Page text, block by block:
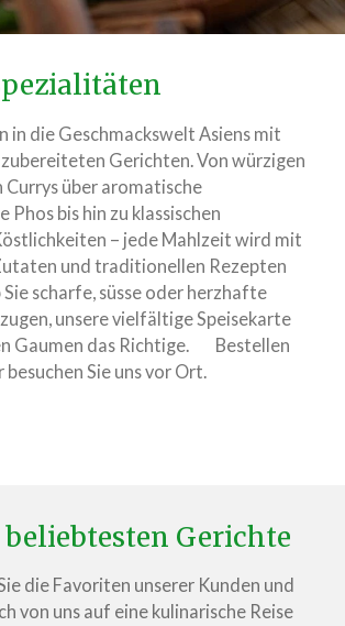
in die Geschmackswelt Asiens mit
Gerichten. Von würzigen
über aromatische
Phos bis hin zu klassischen
– jede Mahlzeit wird mit
und traditionellen Rezepten
scharfe, süsse oder herzhafte
unsere vielfältige Speisekarte
Gaumen das Richtige. Bestellen
Sie uns vor Ort.
beliebtesten Gerichte
die Favoriten unserer Kunden und
von uns auf eine kulinarische Reise